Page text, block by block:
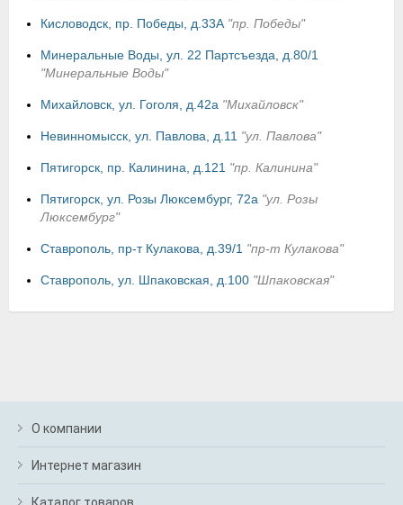
Кисловодск, пр. Победы, д.33А "пр. Победы"
Минеральные Воды, ул. 22 Партсъезда, д.80/1
"Минеральные Воды"
Михайловск, ул. Гоголя, д.42а "Михайловск"
Невинномысск, ул. Павлова, д.11 "ул. Павлова"
Пятигорск, пр. Калинина, д.121 "пр. Калинина"
Пятигорск, ул. Розы Люксембург, 72а "ул. Розы
Люксембург"
Ставрополь, пр-т Кулакова, д.39/1 "пр-т Кулакова"
Ставрополь, ул. Шпаковская, д.100 "Шпаковская"
О компании
Интернет магазин